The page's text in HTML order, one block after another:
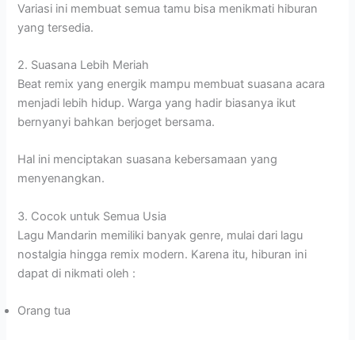
Variasi ini membuat semua tamu bisa menikmati hiburan
yang tersedia.
2. Suasana Lebih Meriah
Beat remix yang energik mampu membuat suasana acara
menjadi lebih hidup. Warga yang hadir biasanya ikut
bernyanyi bahkan berjoget bersama.
Hal ini menciptakan suasana kebersamaan yang
menyenangkan.
3. Cocok untuk Semua Usia
Lagu Mandarin memiliki banyak genre, mulai dari lagu
nostalgia hingga remix modern. Karena itu, hiburan ini
dapat di nikmati oleh :
Orang tua